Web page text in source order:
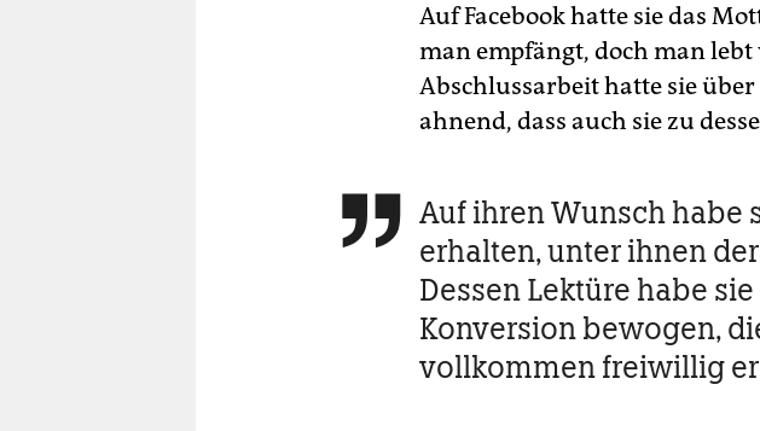
Auf Facebook hatte sie das
man empfängt, doch man lebt
Abschlussarbeit hatte sie
ahnend, dass auch sie zu
 Auf ihren Wunsch habe
erhalten, unter ihnen
Dessen Lektüre habe
Konversion bewogen,
vollkommen freiwillig